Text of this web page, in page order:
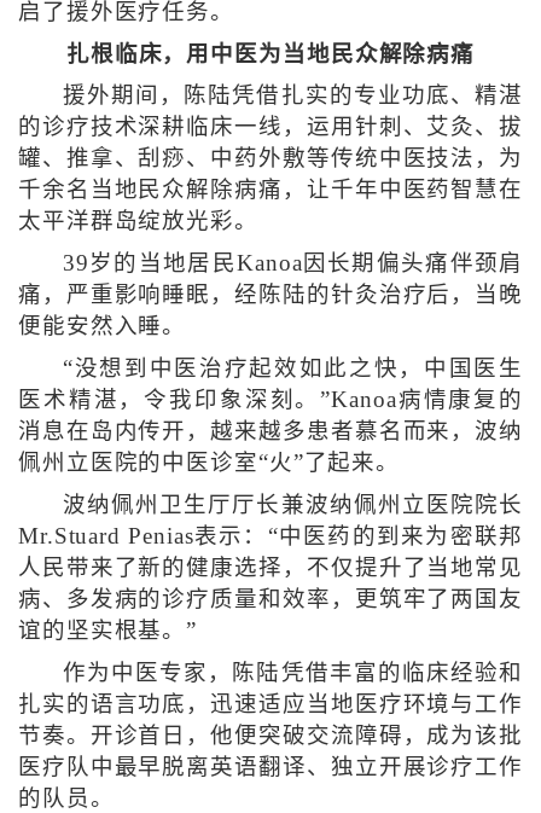
启了援外医疗任务。
扎根临床，用中医为当地民众解除病痛
援外期间，陈陆凭借扎实的专业功底、精湛
的诊疗技术深耕临床一线，运用针刺、艾灸、拔
罐、推拿、刮痧、中药外敷等传统中医技法，为
千余名当地民众解除病痛，让千年中医药智慧在
太平洋群岛绽放光彩。
39岁的当地居民Kanoa因长期偏头痛伴颈肩
痛，严重影响睡眠，经陈陆的针灸治疗后，当晚
便能安然入睡。
“没想到中医治疗起效如此之快，中国医生
医术精湛，令我印象深刻。”Kanoa病情康复的
消息在岛内传开，越来越多患者慕名而来，波纳
佩州立医院的中医诊室“火”了起来。
波纳佩州卫生厅厅长兼波纳佩州立医院院长
Mr.Stuard Penias表示：“中医药的到来为密联邦
人民带来了新的健康选择，不仅提升了当地常见
病、多发病的诊疗质量和效率，更筑牢了两国友
谊的坚实根基。”
作为中医专家，陈陆凭借丰富的临床经验和
扎实的语言功底，迅速适应当地医疗环境与工作
节奏。开诊首日，他便突破交流障碍，成为该批
医疗队中最早脱离英语翻译、独立开展诊疗工作
的队员。